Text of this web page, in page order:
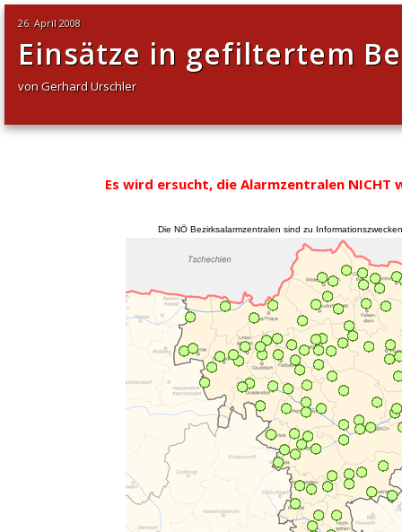
26. April 2008
Einsätze in gefiltertem
von Gerhard Urschler
Es wird ersucht, die Alarmzentralen